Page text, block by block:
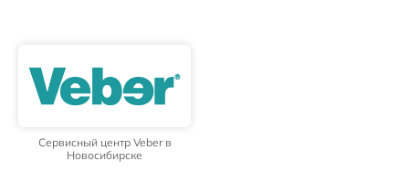
Сервисный центр Veber в
Новосибирске